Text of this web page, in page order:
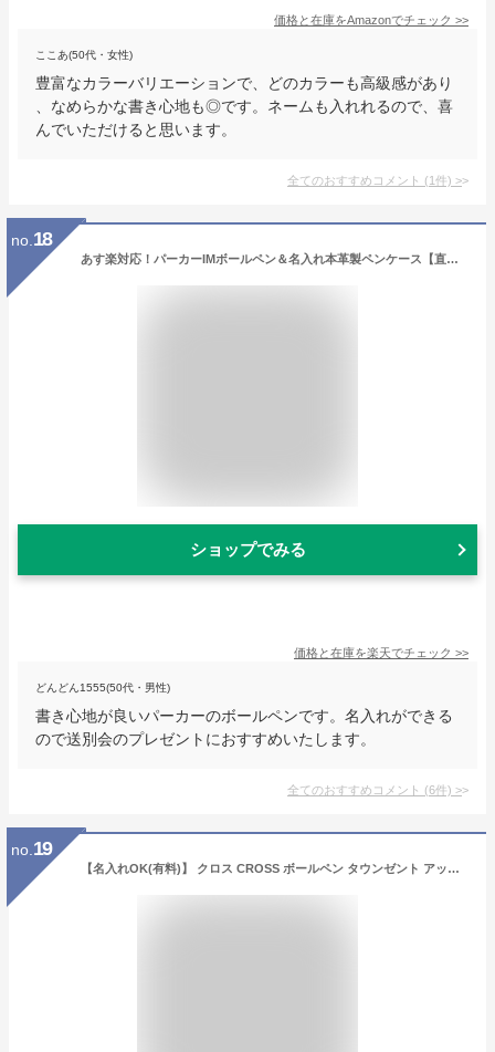
価格と在庫をAmazonでチェック >>
ここあ(50代・女性)
豊富なカラーバリエーションで、どのカラーも高級感があり
、なめらかな書き心地も◎です。ネームも入れれるので、喜
んでいただけると思います。
全てのおすすめコメント (1件) >
no. 18
あす楽対応！パーカーIMボールペン＆名入れ本革製ペンケース【直ぐ必要なギフトに対応】ペンは6タイプ・名入れも豊富な書体♪[PARKERボールペン/名入れ/バレンタインプレゼント/入学祝い/卒業記念/就職祝い/還暦祝い/古希祝い]【楽ギフ_名入れ】【送料無料】
ショップでみる
価格と在庫を楽天でチェック >>
どんどん1555(50代・男性)
書き心地が良いパーカーのボールペンです。名入れができる
ので送別会のプレゼントにおすすめいたします。
全てのおすすめコメント (6件) >
no. 19
【名入れOK(有料)】 クロス CROSS ボールペン タウンゼント アップデート TOWNSEND UPDATE メダリスト 502TW